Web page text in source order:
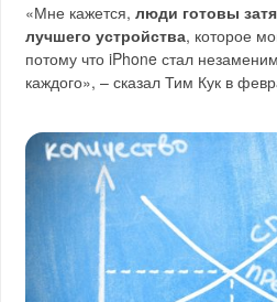
«Мне кажется,люди готовы
лучшего устройства, которое
потому что iPhone стал
каждого», – сказал Тим Кук в